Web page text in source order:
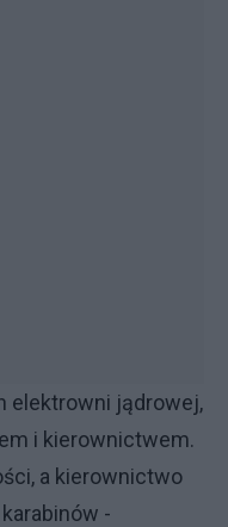
elektrowni jądrowej,
i kierownictwem.
a kierownictwo
-